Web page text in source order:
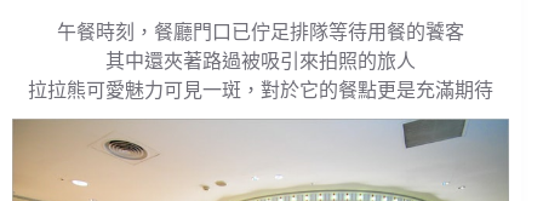
午餐時刻，餐廳門口已佇足排隊等待用餐的饕客
其中還夾著路過被吸引來拍照的旅人
拉拉熊可愛魅力可見一斑，對於它的餐點更是充滿期待